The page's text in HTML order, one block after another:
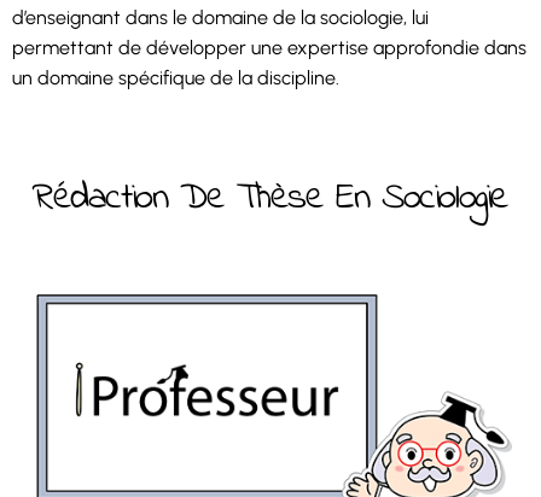
d’enseignant dans le domaine de la sociologie, lui
permettant de développer une expertise approfondie dans
un domaine spécifique de la discipline.
Rédaction De Thèse En Sociologie